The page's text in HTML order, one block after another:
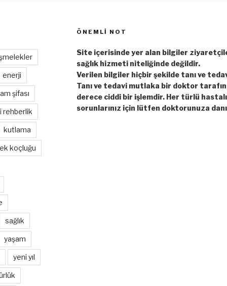
enerji
şifası
rehberlik
kutlama
koçluğu
sağlık
yaşam
yeni yıl
ÖNEMLI NOT
Site içerisinde yer alan bilgiler
sağlık hizmeti niteliğinde değildir.
Verilen bilgiler hiçbir şekilde tanı ve
Tanı ve tedavi mutlaka bir doktor
derece ciddi bir işlemdir. Her türlü
sorunlarınız için lütfen doktorunuza